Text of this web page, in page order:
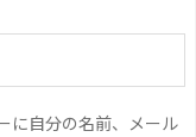
に自分の名前、メール